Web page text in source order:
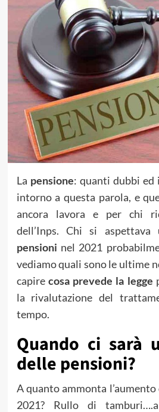
La pensione: quanti dubbi ed
intorno a questa parola, e
ancora lavora e per chi
dell’Inps. Chi si
pensioni nel 2021
vediamo quali sono le ultime
capire cosa prevede la legge
la rivalutazione del
tempo.
Quando ci sarà
delle pensioni?
A quanto ammonta
2021? Rullo di